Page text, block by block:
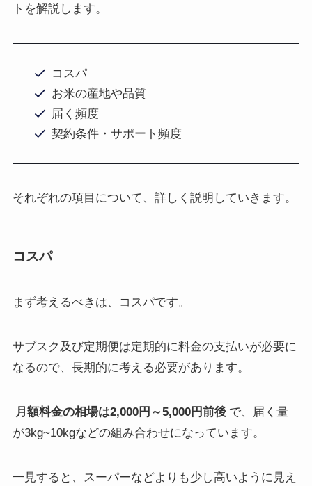
トを解説します。
コスパ
お米の産地や品質
届く頻度
契約条件・サポート頻度
それぞれの項目について、詳しく説明していきます。
コスパ
まず考えるべきは、コスパです。
サブスク及び定期便は定期的に料金の支払いが必要に
なるので、長期的に考える必要があります。
月額料金の相場は2,000円～5,000円前後 で、届く量
が3kg~10kgなどの組み合わせになっています。
一見すると、スーパーなどよりも少し高いように見え